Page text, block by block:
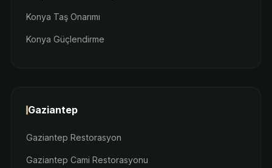
Konya Taş Onarımı
Konya Güçlendirme
Gaziantep
Gaziantep Restorasyon
Gaziantep Cami Restorasyonu